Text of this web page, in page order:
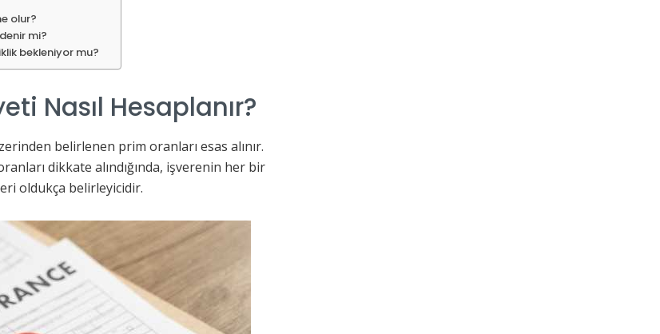
olur?
mi?
bekleniyor mu?
Nasıl Hesaplanır?
belirlenen prim oranları esas alınır.
dikkate alındığında, işverenin her bir
oldukça belirleyicidir.